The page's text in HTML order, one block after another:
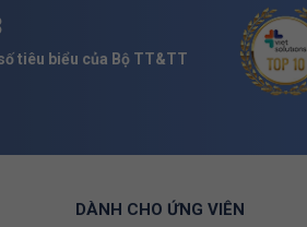
tiêu biểu của Bộ TT&TT
DÀNH CHO ỨNG VIÊN